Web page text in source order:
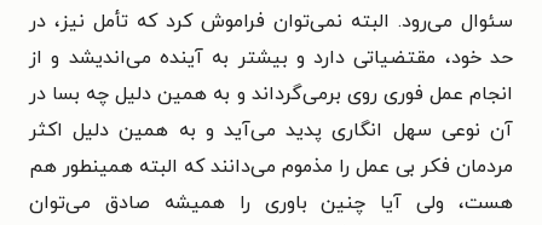
سئوال می‌‏رود. البته نمی‌‏توان فراموش کرد که تأمل نیز، در
حد خود، مقتضیاتی دارد و بیشتر به آینده می‌‏اندیشد و از
انجام عمل فوری روی برمی‌‏گرداند و به همین دلیل چه بسا در
آن نوعی سهل ‏انگاری پدید می‌‏آید و به همین دلیل اکثر
مردمان فکر بی عمل را مذموم می‌‏دانند که البته همینطور هم
هست، ولی آیا چنین باوری را همیشه صادق می‌‏توان